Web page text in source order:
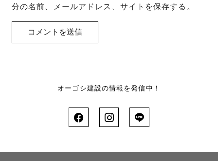
分の名前、メールアドレス、サイトを保存する。
オーゴシ建設の情報を発信中！